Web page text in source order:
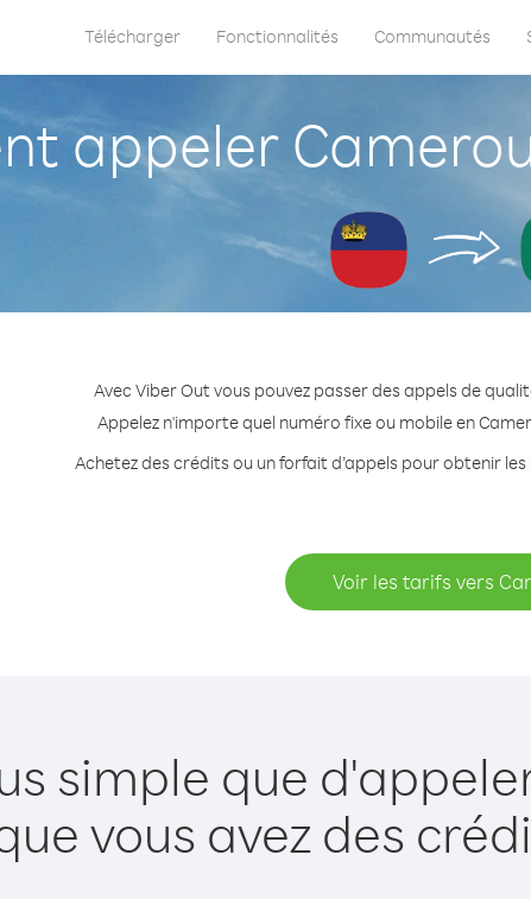
Télécharger Fonctionnalités Communautés
appeler
Avec Viber Out vous pouvez passer des appels de
Appelez n'importe quel numéro fixe ou mobile en
Achetez des crédits ou un forfait d’appels pour obtenir
Voir les tarifs vers
simple que
vous avez des